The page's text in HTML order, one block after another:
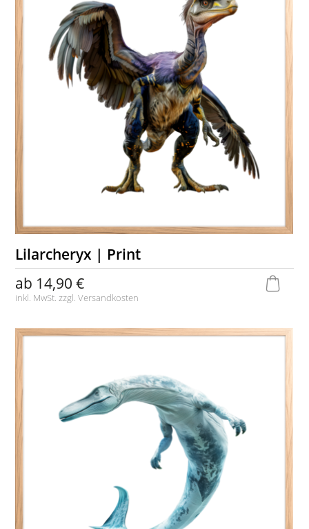
Lilarcheryx | Print
ab 14,90 €
inkl. MwSt. zzgl.Versandkosten